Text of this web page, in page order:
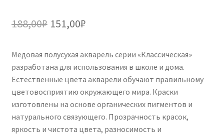
188,00₽ Первоначальная
составляла
188,00₽.
151,00₽Текущая
151,00₽.
Медовая полусухая акварель серии «Классическая»
разработана для использования в школе и дома.
Естественные цвета акварели обучают правильному
цветовосприятию окружающего мира. Краски
изготовлены на основе органических пигментов и
натурального связующего. Прозрачность красок,
яркость и чистота цвета, разносимость и